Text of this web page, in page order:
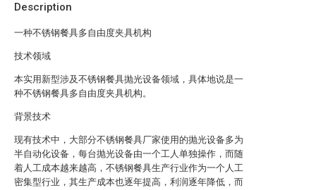
Description
一种不锈钢餐具多自由度夹具机构
技术领域
本实用新型涉及不锈钢餐具抛光设备领域，具体地说是一
种不锈钢餐具多自由度夹具机构。
背景技术
现有技术中，大部分不锈钢餐具厂家使用的抛光设备多为
半自动化设备，每台抛光设备由一个工人单独操作，而随
着人工成本越来越高，不锈钢餐具生产行业作为一个人工
密集型行业，其生产成本也逐年提高，利润逐年降低，而